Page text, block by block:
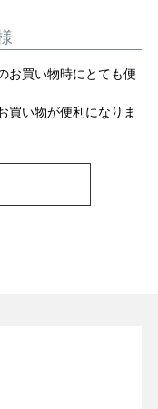
お買い物時にとても便
買い物が便利になりま